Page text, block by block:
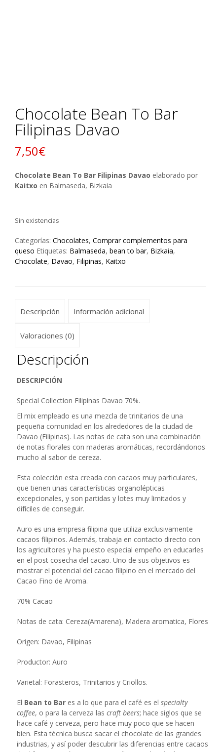
Chocolate Bean To Bar
Filipinas Davao
7,50€
Chocolate Bean To Bar Filipinas Davao elaborado por
Kaitxo en Balmaseda, Bizkaia
Sin existencias
Categorías: Chocolates, Comprar complementos para
queso Etiquetas: Balmaseda, bean to bar, Bizkaia,
Chocolate, Davao, Filipinas, Kaitxo
Descripción Información adicional
Valoraciones (0)
Descripción
DESCRIPCIÓN
Special Collection Filipinas Davao 70%.
El mix empleado es una mezcla de trinitarios de una
pequeña comunidad en los alrededores de la ciudad de
Davao (Filipinas). Las notas de cata son una combinación
de notas florales con maderas aromáticas, recordándonos
mucho al sabor de cereza.
Esta colección esta creada con cacaos muy particulares,
que tienen unas características organolépticas
excepcionales, y son partidas y lotes muy limitados y
difíciles de conseguir.
Auro es una empresa filipina que utiliza exclusivamente
cacaos filipinos. Además, trabaja en contacto directo con
los agricultores y ha puesto especial empeño en educarles
en el post cosecha del cacao. Uno de sus objetivos es
mostrar el potencial del cacao filipino en el mercado del
Cacao Fino de Aroma.
70% Cacao
Notas de cata: Cereza(Amarena), Madera aromatica, Flores
Origen: Davao, Filipinas
Productor: Auro
Varietal: Forasteros, Trinitarios y Criollos.
El Bean to Bares a lo que para el café es el specialty
coffee, o para la cerveza las craft beers; hace siglos que se
hace café y cerveza, pero hace muy poco que se hacen
bien. Esta técnica busca sacar el chocolate de las grandes
industrias, y así poder descubrir las diferencias entre cacaos